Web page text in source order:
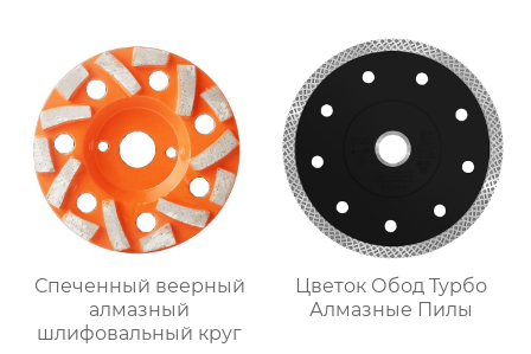
Спеченный веерный
алмазный
шлифовальный круг
Цветок Обод Турбо
Алмазные Пилы